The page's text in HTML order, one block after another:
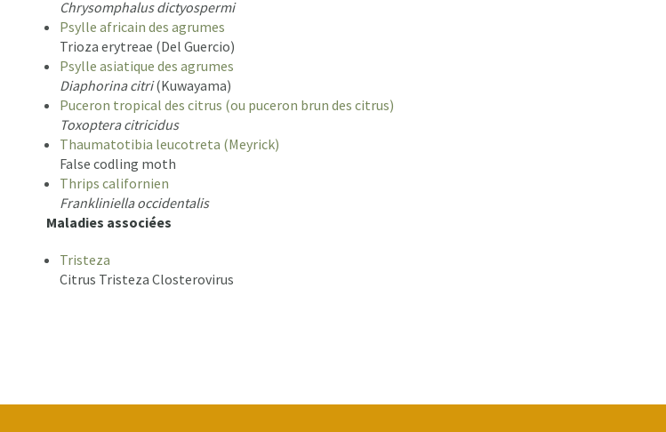
Chrysomphalus dictyospermi
Psylle africain des agrumes
Trioza erytreae (Del Guercio)
Psylle asiatique des agrumes
Diaphorina citri(Kuwayama)
Puceron tropical des citrus (ou puceron brun des citrus)
Toxoptera citricidus
Thaumatotibia leucotreta (Meyrick)
False codling moth
Thrips californien
Frankliniella occidentalis
Maladies associées
Tristeza
Citrus Tristeza Closterovirus